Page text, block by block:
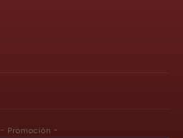
- Promoción -